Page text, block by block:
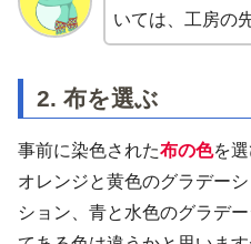
いては、工房の
2. 布を選ぶ
事前に染色された布の色を選
オレンジと黄色のグラデー
ション、青と水色のグラデ